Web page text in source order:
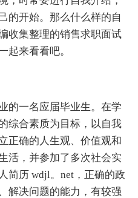
的开始。那么什么样的自
收集整理的销售求职面试
起来看看吧。
的一名应届毕业生。在学
综合素质为目标，以自我
正确的人生观、价值观和
活，并参加了多次社会实
简历 wdjl。net，正确的政
解决问题的能力，有较强